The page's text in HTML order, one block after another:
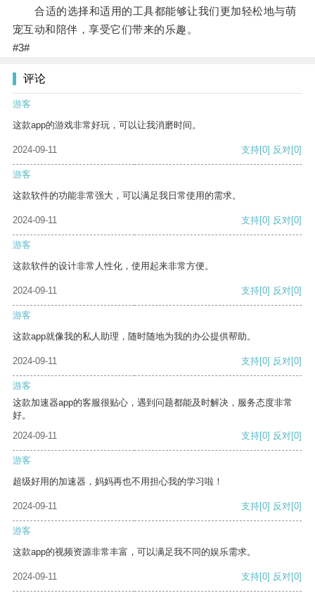
合适的选择和适用的工具都能够让我们更加轻松地与萌
宠互动和陪伴，享受它们带来的乐趣。
#3#
评论
游客
这款app的游戏非常好玩，可以让我消磨时间。
2024-09-11 支持[0] 反对[0]
游客
这款软件的功能非常强大，可以满足我日常使用的需求。
2024-09-11 支持[0] 反对[0]
游客
这款软件的设计非常人性化，使用起来非常方便。
2024-09-11 支持[0] 反对[0]
游客
这款app就像我的私人助理，随时随地为我的办公提供帮助。
2024-09-11 支持[0] 反对[0]
游客
这款加速器app的客服很贴心，遇到问题都能及时解决，服务态度非常
好。
2024-09-11
支持[0] 反对[0]
游客
超级好用的加速器，妈妈再也不用担心我的学习啦！
2024-09-11 支持[0] 反对[0]
游客
这款app的视频资源非常丰富，可以满足我不同的娱乐需求。
2024-09-11 支持[0] 反对[0]